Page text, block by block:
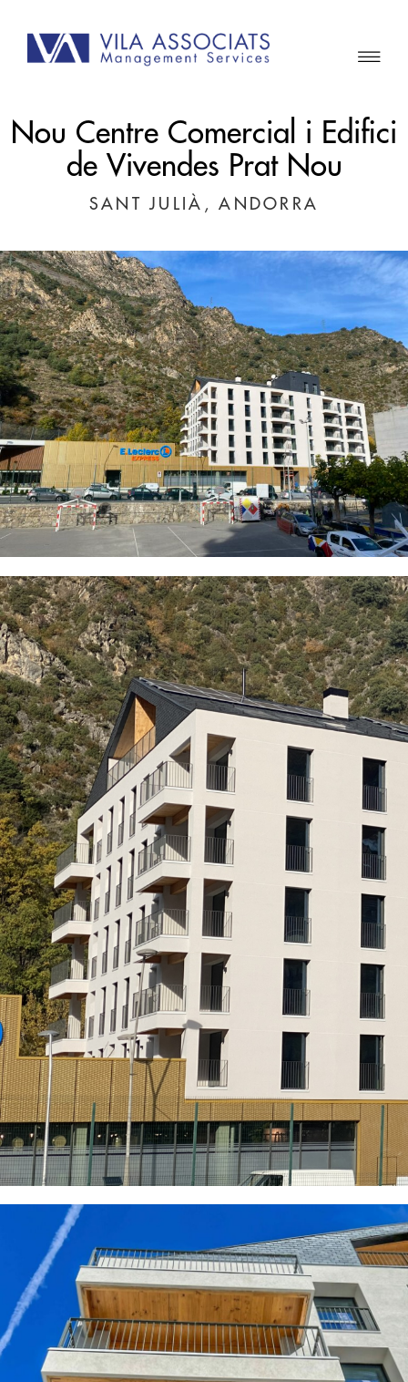
Nou Centre Comercial i Edifici
de Vivendes Prat Nou
SANT JULIÀ, ANDORRA